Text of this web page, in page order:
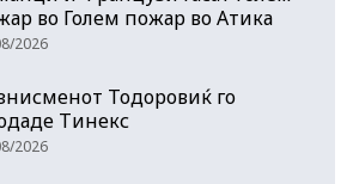
во Голем пожар во Атика
2026
Тодоровиќ го
Тинекс
2026